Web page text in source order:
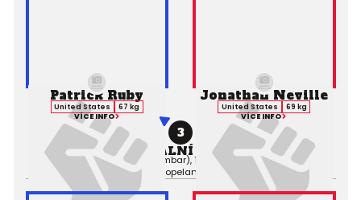
Patrick Ruby
United States
67 kg
VÍCE INFO
3
PROFESIONÁLNÍ ZÁPAS MMA
Výsledek: Submission (Armbar), 1. kolo 0:33,Rozhodčí:
Gary
Copeland
Jonathan Neville
United States
69 kg
VÍCE INFO